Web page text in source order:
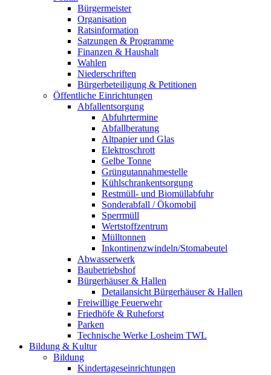
Bürgermeister
Organisation
Ratsinformation
Satzungen & Programme
Finanzen & Haushalt
Wahlen
Niederschriften
Bürgerbeteiligung & Petitionen
Öffentliche Einrichtungen
Abfallentsorgung
Abfuhrtermine
Abfallberatung
Altpapier und Glas
Elektroschrott
Gelbe Tonne
Grüngutannahmestelle
Kühlschrankentsorgung
Restmüll- und Biomüllabfuhr
Sonderabfall / Ökomobil
Sperrmüll
Wertstoffzentrum
Mülltonnen
Inkontinenzwindeln/Stomabeutel
Abwasserwerk
Baubetriebshof
Bürgerhäuser & Hallen
Detailansicht Bürgerhäuser & Hallen
Freiwillige Feuerwehr
Friedhöfe & Ruheforst
Parken
Technische Werke Losheim TWL
Bildung & Kultur
Bildung
Kindertageseinrichtungen